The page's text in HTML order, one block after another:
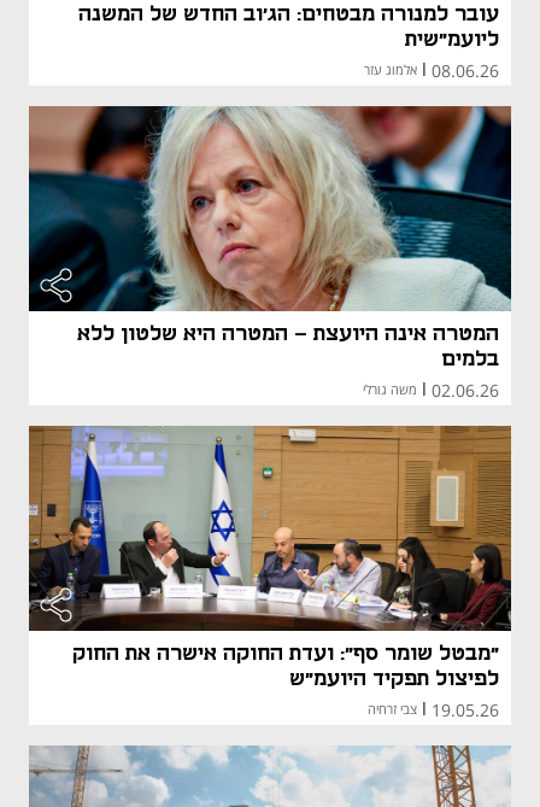
עובר למנורה מבטחים: הג'וב החדש של המשנה
ליועמ"שית
08.06.26 אלמוג עזר
המטרה אינה היועצת – המטרה היא שלטון ללא
בלמים
02.06.26 משה גורלי
"מבטל שומר סף": ועדת החוקה אישרה את החוק
לפיצול תפקיד היועמ"ש
19.05.26 צבי זרחיה